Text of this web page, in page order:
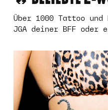
Über 1000 Tattoo
JGA deiner BFF